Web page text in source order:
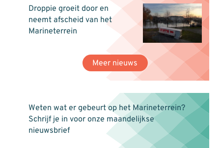
Droppie groeit door en
neemt afscheid van het
Marineterrein
Meer nieuws
Weten wat er gebeurt op het Marineterrein?
Schrijf je in voor onze maandelijkse
nieuwsbrief